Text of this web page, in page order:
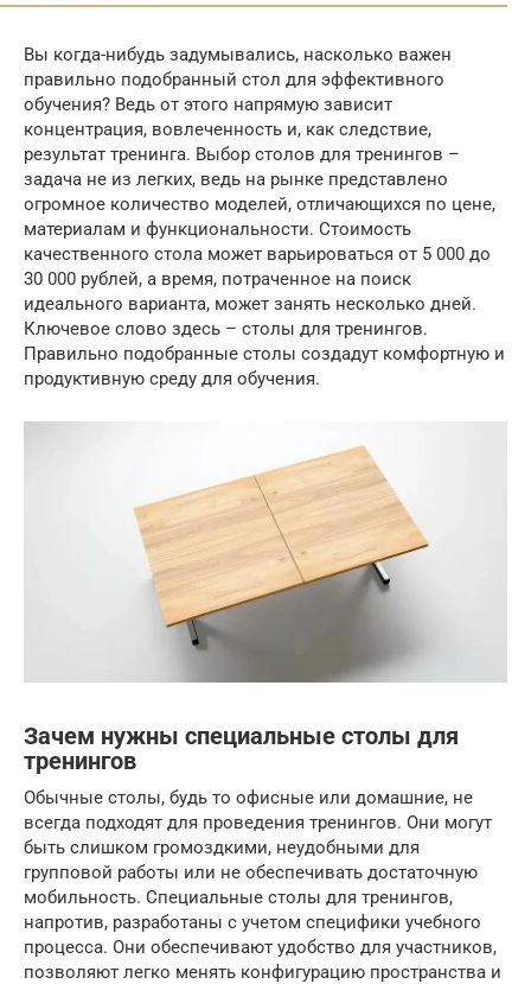
Вы когда-нибудь задумывались, насколько важен
правильно подобранный стол для эффективного
обучения? Ведь от этого напрямую зависит
концентрация, вовлеченность и, как следствие,
результат тренинга. Выбор столов для тренингов –
задача не из легких, ведь на рынке представлено
огромное количество моделей, отличающихся по цене,
материалам и функциональности. Стоимость
качественного стола может варьироваться от 5 000 до
30 000 рублей, а время, потраченное на поиск
идеального варианта, может занять несколько дней.
Ключевое слово здесь – столы для тренингов.
Правильно подобранные столы создадут комфортную и
продуктивную среду для обучения.
Зачем нужны специальные столы для
тренингов
Обычные столы, будь то офисные или домашние, не
всегда подходят для проведения тренингов. Они могут
быть слишком громоздкими, неудобными для
групповой работы или не обеспечивать достаточную
мобильность. Специальные столы для тренингов,
напротив, разработаны с учетом специфики учебного
процесса. Они обеспечивают удобство для участников,
позволяют легко менять конфигурацию пространства и